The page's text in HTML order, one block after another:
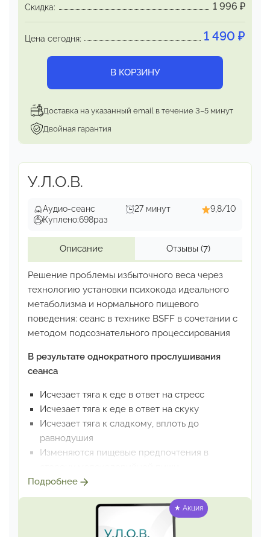
потери
При острой необходимости найти новые
смыслысуществования в условиях, когда
жизненный путь.
«Трансформация скорби»:возможность пройти
все стадии горя без разрушительных
последствий.
Скидка: 1 996 ₽
Цена сегодня: 1 490 ₽
В КОРЗИНУ
Доставка на указанный email в течение 3–5 минут
Двойная гарантия
У.Л.О.В.
Аудио-сеанс 27 минут
9,8/10
Куплено:698раз
Описание Отзывы(7)
Решение проблемы избыточного веса через
технологию установки психокода идеального
метаболизма и нормального пищевого
поведения: сеанс в технике BSFF в сочетании с
методом подсознательного процессирования
В результате однократного прослушивания
сеанса
Исчезает тяга к еде в ответ на стресс
Исчезает тяга к еде в ответ на скуку
Исчезает тяга к сладкому, вплоть до
равнодушия
Изменяются пищевые предпочтения в
Насыщение наступает при кратно меньших
порциях
Вес и размер уменьшаются планомерно:
2 кг в месяц; 0,5-1 размер в месяц
Подробнее
★ Акция